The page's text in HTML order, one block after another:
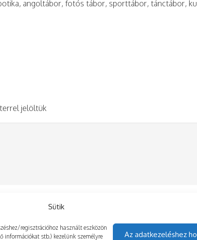
Sütik
regisztrációhoz használt eszközön
információkat stb.) kezelünk személyre
Az adatkezeléshez
angoltábor, fotós tábor, sporttábor, tánctábor,
jelöltük